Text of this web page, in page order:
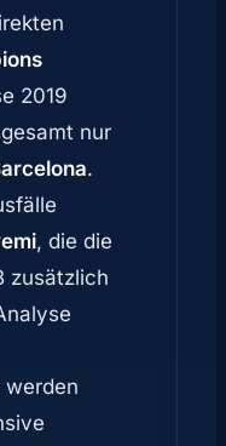
2019
nur
.
, die die
zusätzlich
werden